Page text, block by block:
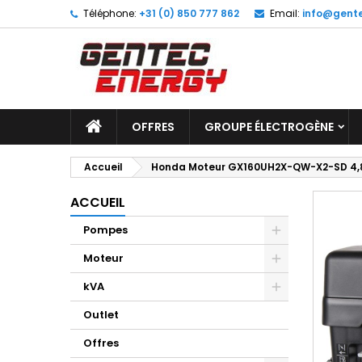
Téléphone: +31 (0) 850 777 862 Email:
OFFRES GROUPE ÉLECTROGÈNE
Accueil Honda Moteur GX160UH2X-QW-X2-SD
ACCUEIL
Pompes
Moteur
kVA
Outlet
Offres